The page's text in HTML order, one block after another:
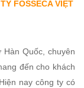
FOSSECA VIỆT
Hàn Quốc, chuyên
đến cho khách
nay công ty có